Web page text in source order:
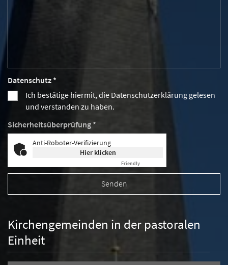
Datenschutz *
Ich bestätige hiermit, die Datenschutzerklärung gelesen
und verstanden zu haben.
Sicherheitsüberprüfung *
Anti-Roboter-Verifizierung
Hier klicken
Friendly
Kirchengemeinden in der pastoralen
Einheit